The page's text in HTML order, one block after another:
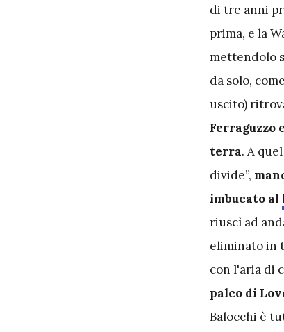
di tre anni
prima, e la
mettendolo
da solo,
uscito)
Ferraguzzo
terra. A
divide”,
imbucato al
riuscì ad
eliminato in
con l'aria di
palco di
Balocchi è